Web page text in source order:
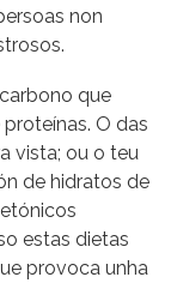
non
que
O das
vista; ou o teu
de hidratos de
estas dietas
provoca unha